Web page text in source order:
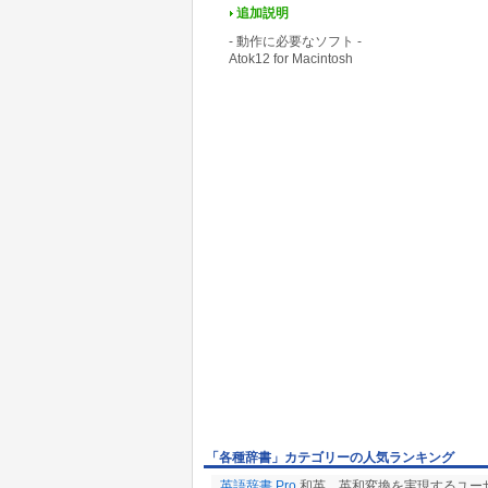
追加説明
- 動作に必要なソフト -
Atok12 for Macintosh
「各種辞書」カテゴリーの人気ランキング